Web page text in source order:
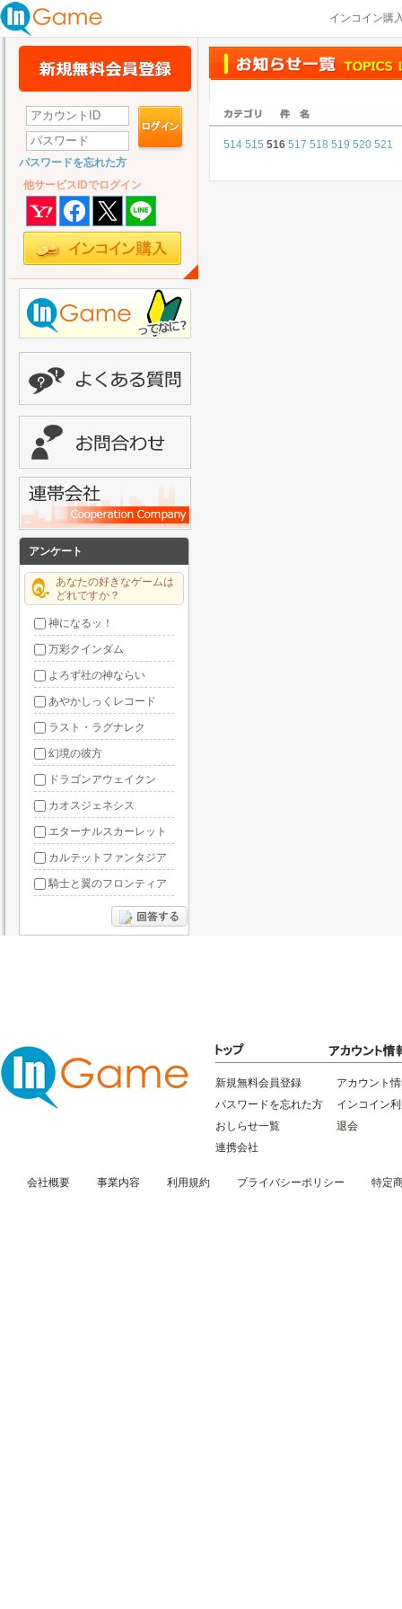
インコイン購
パスワードを忘れた方
他サービスIDでログイン
アンケート
あなたの好きなゲームは
どれですか？
神になるッ！
万彩クインダム
よろず社の神ならい
あやかしっくレコード
ラスト・ラグナレク
幻境の彼方
ドラゴンアウェイクン
カオスジェネシス
エターナルスカーレット
カルテットファンタジア
騎士と翼のフロンティア
ドラグーン・ナイツ
ぶっ飛び三国
514 515 516 517 518 519 520 521
新規無料会員登録
パスワードを忘れた方
おしらせ一覧
連携会社
アカウント
インコイン
退会
会社概要 事業内容 利用規約 プライバシーポリシー 特定